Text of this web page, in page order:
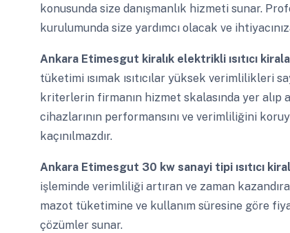
konusunda size danışmanlık hizmeti sunar.
kurulumunda size yardımcı olacak ve
Ankara Etimesgut kiralık elektrikli ısıtıcı
tüketimi ısımak ısıtıcılar yüksek verimlilikleri
kriterlerin firmanın hizmet skalasında yer alıp
cihazlarının performansını ve verimliliğini
kaçınılmazdır.
Ankara Etimesgut 30 kw sanayi tipi ısıtıcı
işleminde verimliliği artıran ve zaman
mazot tüketimine ve kullanım süresine göre
çözümler sunar.